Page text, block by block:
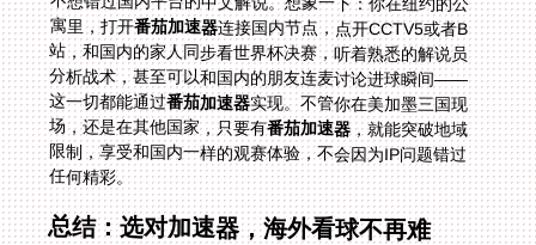
寓里，打开番茄加速器连接国内节点，点开CCTV5或者B
站，和国内的家人同步看世界杯决赛，听着熟悉的解说员
分析战术，甚至可以和国内的朋友连麦讨论进球瞬间——
这一切都能通过番茄加速器实现。不管你在美加墨三国现
场，还是在其他国家，只要有番茄加速器，就能突破地域
限制，享受和国内一样的观赛体验，不会因为IP问题错过
任何精彩。
总结：选对加速器，海外看球不再难